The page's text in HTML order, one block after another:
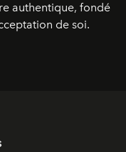
authentique, fondé
de soi.